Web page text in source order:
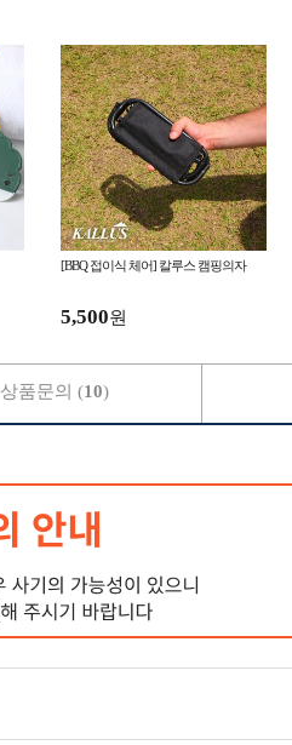
[BBQ 접이식 체어] 칼루스 캠핑의자
5,500원
상품문의 (10)